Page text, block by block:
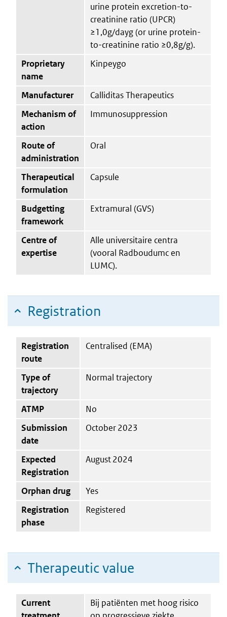
urine protein excretion-to-
creatinine ratio (UPCR)
≥1,0g/dayg (or urine protein-
to-creatinine ratio ≥0,8g/g).
Proprietary
name
Kinpeygo
Manufacturer
Calliditas Therapeutics
Mechanism of
action
Immunosuppression
Route of
administration
Oral
Therapeutical
formulation
Capsule
Budgetting
framework
Extramural (GVS)
Centre of
expertise
Alle universitaire centra
(vooral Radboudumc en
LUMC).
Registration
Registration
route
Centralised (EMA)
Type of
trajectory
Normal trajectory
ATMP
No
Submission
date
October 2023
Expected
Registration
August 2024
Orphan drug
Yes
Registration
phase
Registered
Therapeutic value
Current
Bij patiënten met hoog risico